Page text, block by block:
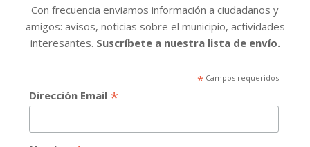
t
o
Con frecuencia enviamos información a ciudadanos y
amigos: avisos, noticias sobre el municipio, actividades
interesantes. Suscríbete a nuestra lista de envío.
*Campos requeridos
Dirección Email *